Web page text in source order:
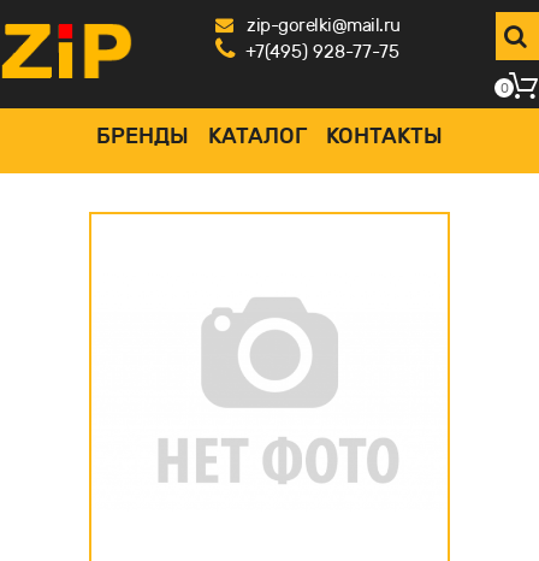
zip-gorelki@mail.ru
+7(495) 928-77-75
БРЕНДЫ КАТАЛОГ КОНТАКТЫ
0